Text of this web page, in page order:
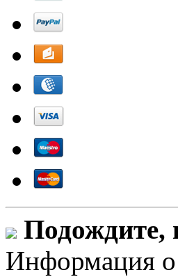
Информация о